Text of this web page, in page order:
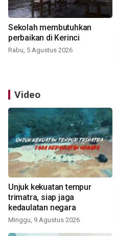
Sekolah membutuhkan
perbaikan di Kerinci
Rabu, 5 Agustus 2026
Video
Unjuk kekuatan tempur
trimatra, siap jaga
kedaulatan negara
Minggu, 9 Agustus 2026